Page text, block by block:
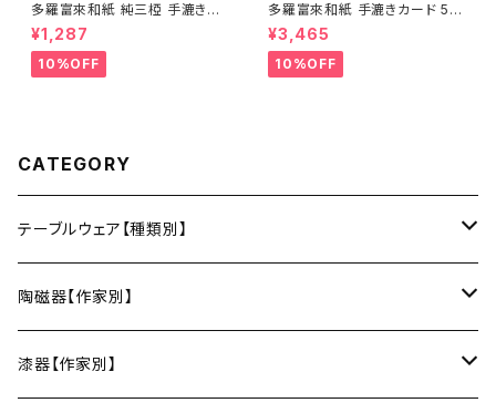
多羅富來和紙 純三椏 手漉き便
箋 10枚入り【伊予和紙】【愛媛県
四国中央市】【伝統工芸品】【民
藝品】【ギフト プレゼント】【父の
日 お誕生日】
¥1,287
10%OFF
多羅富來和紙 手漉きカード 50
枚入り【伊予和紙】【愛媛県四国
中央市】【伝統工芸品】【民藝品】
【ギフト プレゼント】【父の日 お
誕生日】
¥3,465
10%OFF
CATEGORY
テーブルウェア【種類別】
お皿
豆皿
小鉢・中鉢・大鉢
陶磁器【作家別】
小春花窯（瀬戸焼／愛知）
漆器【作家別】